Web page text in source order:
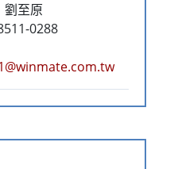
劉至原
0288